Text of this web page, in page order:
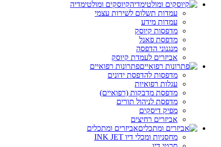
קיוסקים ומולטימדיה
עמדות תשלום לשירות עצמי
עמדות מידע
מדפסות קיוסק
מדפסת פאנל
מנגנוני הדפסה
אביזרים לעמדת קיוסק
פתרונות רפואיים
מדפסות להדפסת ידונים
עגלות רפואיות
מדפסת מדבקות (רפואיים)
מדפסת לניהול תורים
מפיק דיסקים
אביזרים רחיצים
אביזרים ומתכלים
מחסניות ומכלי דיו INK JET